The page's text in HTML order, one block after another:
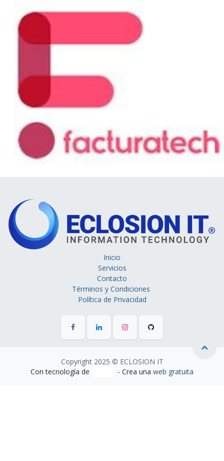
Inicio
Servicios
Contacto
Términos y Condiciones
Política de Privacidad
Copyright 2025 © ECLOSION IT
Con tecnología de
- Crea unaweb gratuita